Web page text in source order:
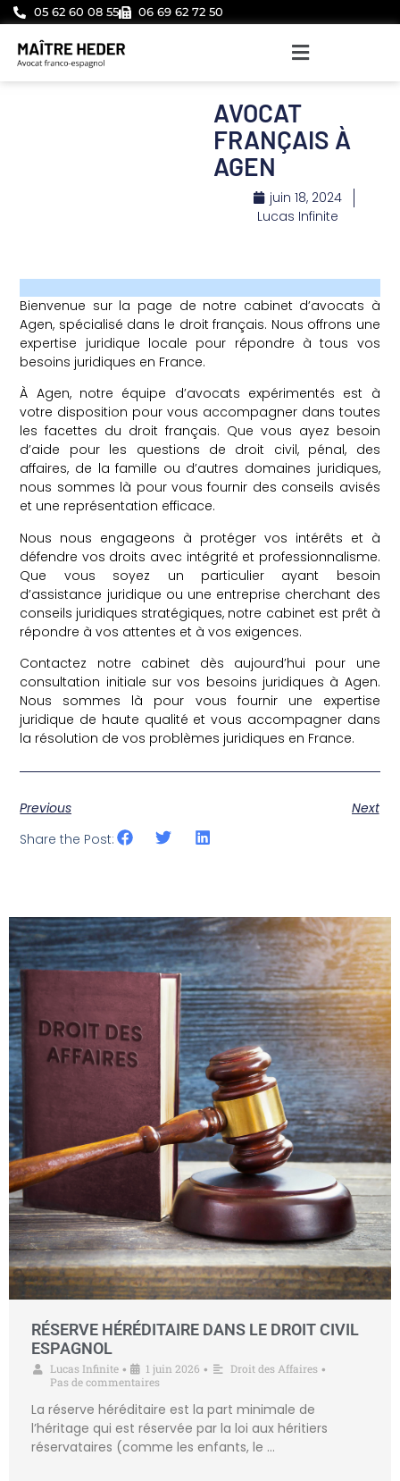
05 62 60 08 55 06 69 62 72 50
AVOCAT
FRANÇAIS À
AGEN
juin 18, 2024
Lucas Infinite
Bienvenue sur la page de notre cabinet d’avocats à
Agen, spécialisé dans le droit français. Nous offrons une
expertise juridique locale pour répondre à tous vos
besoins juridiques en France.
À Agen, notre équipe d’avocats expérimentés est à
votre disposition pour vous accompagner dans toutes
les facettes du droit français. Que vous ayez besoin
d’aide pour les questions de droit civil, pénal, des
affaires, de la famille ou d’autres domaines juridiques,
nous sommes là pour vous fournir des conseils avisés
et une représentation efficace.
Nous nous engageons à protéger vos intérêts et à
défendre vos droits avec intégrité et professionnalisme.
Que vous soyez un particulier ayant besoin
d’assistance juridique ou une entreprise cherchant des
conseils juridiques stratégiques, notre cabinet est prêt à
répondre à vos attentes et à vos exigences.
Contactez notre cabinet dès aujourd’hui pour une
consultation initiale sur vos besoins juridiques à Agen.
Nous sommes là pour vous fournir une expertise
juridique de haute qualité et vous accompagner dans
la résolution de vos problèmes juridiques en France.
Previous
Next
Share the Post:
RÉSERVE HÉRÉDITAIRE DANS LE DROIT CIVIL
ESPAGNOL
Lucas Infinite • 1 juin 2026 • Droit des Affaires •
Pas de commentaires
La réserve héréditaire est la part minimale de
l’héritage qui est réservée par la loi aux héritiers
réservataires (comme les enfants, le …